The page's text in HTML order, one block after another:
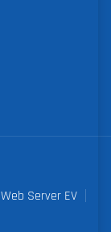
Web Server EV